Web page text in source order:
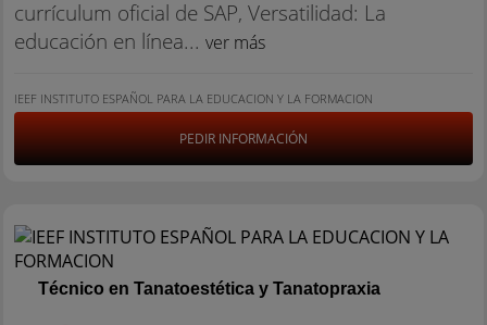
currículum oficial de SAP, Versatilidad: La
educación en línea... ver más
IEEF INSTITUTO ESPAÑOL PARA LA EDUCACION Y LA FORMACION
PEDIR INFORMACIÓN
Técnico en Tanatoestética y Tanatopraxia